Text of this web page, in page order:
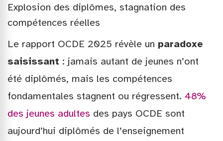
Explosion des diplômes, stagnation des
compétences réelles
Le rapport OCDE 2025 révèle un paradoxe
saisissant : jamais autant de jeunes n’ont
été diplômés, mais les compétences
fondamentales stagnent ou régressent. 48%
des jeunes adultes des pays OCDE sont
aujourd’hui diplômés de l’enseignement